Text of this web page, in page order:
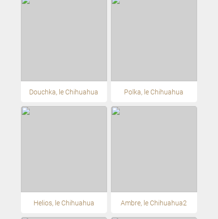
Douchka, le Chihuahua Polka, le Chihuahua
Helios, le Chihuahua Ambre, le Chihuahua2